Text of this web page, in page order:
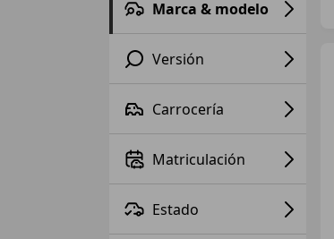
Marca & modelo
Versión
Carrocería
Matriculación
Estado